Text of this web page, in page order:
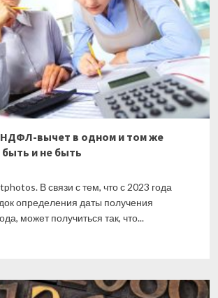
вычет в одном и том же
и не быть
В связи с тем, что с 2023 года
определения даты получения
может получиться так, что...